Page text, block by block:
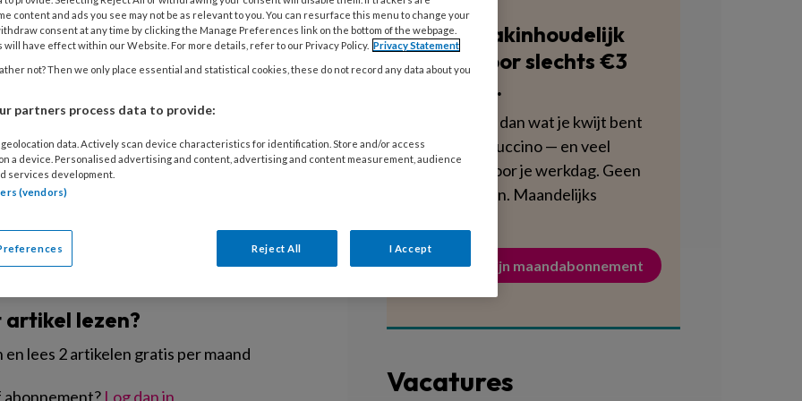
pedagogiek, onderwijs en opvang
risico! En de opdracht aan onderwijs
te brengen met de wereld en te zorgen
Aan het woord is keynote speaker Gert
Job van Velsen blikt terug op een
lezen?
lees 2 artikelen gratis per maand
Log dan in
Blijf vakinhoudelijk
scherp voor slechts €3
per week.
Dat is minder dan wat je kwijt bent
aan een cappuccino — en veel
voedzamer voor je werkdag. Geen
verplichtingen. Maandelijks
Activeer mijn maandabonnement
Vacatures
content and ads you see may not be as relevant to you. You can resurface this menu to change your
consent at any time by clicking the Manage Preferences link on the bottom of the webpage.
will have effect within our Website. For more details, refer to our Privacy Policy. Privacy Statement
not? Then we only place essential and statistical cookies, these do not record any data about you
partners process data to provide:
data. Actively scan device characteristics for identification. Store and/or access
a device. Personalised advertising and content, advertising and content measurement, audience
services development.
(vendors)
Reject All I Accept